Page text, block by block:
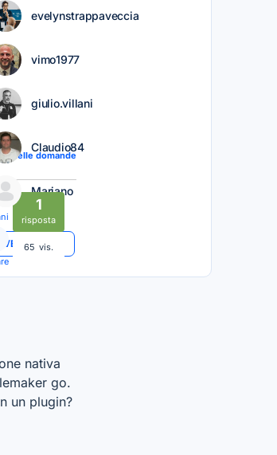
>
delle domande
1
risposta
65 vis.
nativa
go.
un plugin?
evelynstrappaveccia
vimo1977
giulio.villani
Claudio84
Mariano
VEDI TUTTO